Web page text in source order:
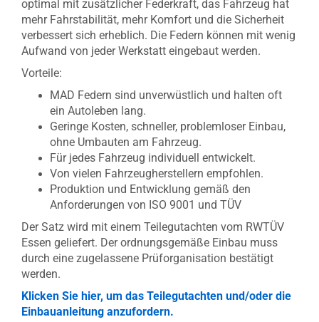
optimal mit zusätzlicher Federkraft, das Fahrzeug hat
mehr Fahrstabilität, mehr Komfort und die Sicherheit
verbessert sich erheblich. Die Federn können mit wenig
Aufwand von jeder Werkstatt eingebaut werden.
Vorteile:
MAD Federn sind unverwüstlich und halten oft
ein Autoleben lang.
Geringe Kosten, schneller, problemloser Einbau,
ohne Umbauten am Fahrzeug.
Für jedes Fahrzeug individuell entwickelt.
Von vielen Fahrzeugherstellern empfohlen.
Produktion und Entwicklung gemäß den
Anforderungen von ISO 9001 und TÜV
Der Satz wird mit einem Teilegutachten vom RWTÜV
Essen geliefert. Der ordnungsgemäße Einbau muss
durch eine zugelassene Prüforganisation bestätigt
werden.
Klicken Sie hier, um das Teilegutachten und/oder die
Einbauanleitung anzufordern.